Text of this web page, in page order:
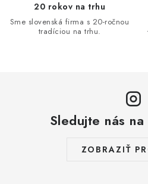
20 rokov na trhu
Sme slovenská firma s 20-ročnou
tradíciou na trhu.
Sledujte nás
ZOBRAZIŤ